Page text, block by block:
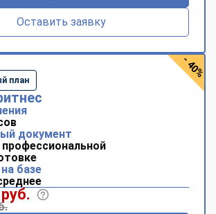
Оставить заявку
план
документ
базе
- 40%